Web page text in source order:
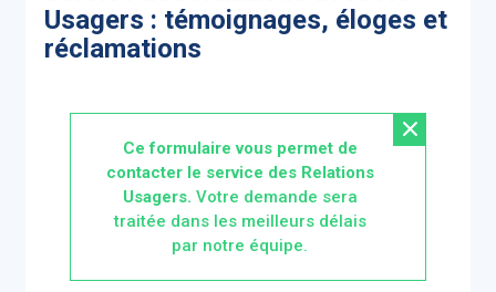
Usagers : témoignages, éloges et
réclamations
Ce formulaire vous permet de
contacter le service des Relations
Usagers. Votre demande sera
traitée dans les meilleurs délais
par notre équipe.